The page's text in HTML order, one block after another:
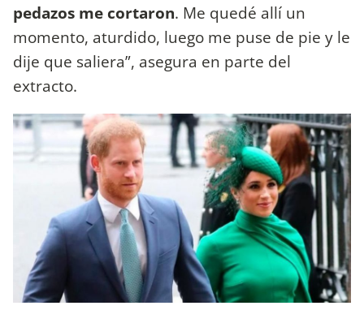
pedazos me cortaron. Me quedé allí un
momento, aturdido, luego me puse de pie y le
dije que saliera”, asegura en parte del
extracto.